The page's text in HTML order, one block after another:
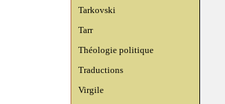
Tarkovski
Tarr
Théologie politique
Traductions
Virgile